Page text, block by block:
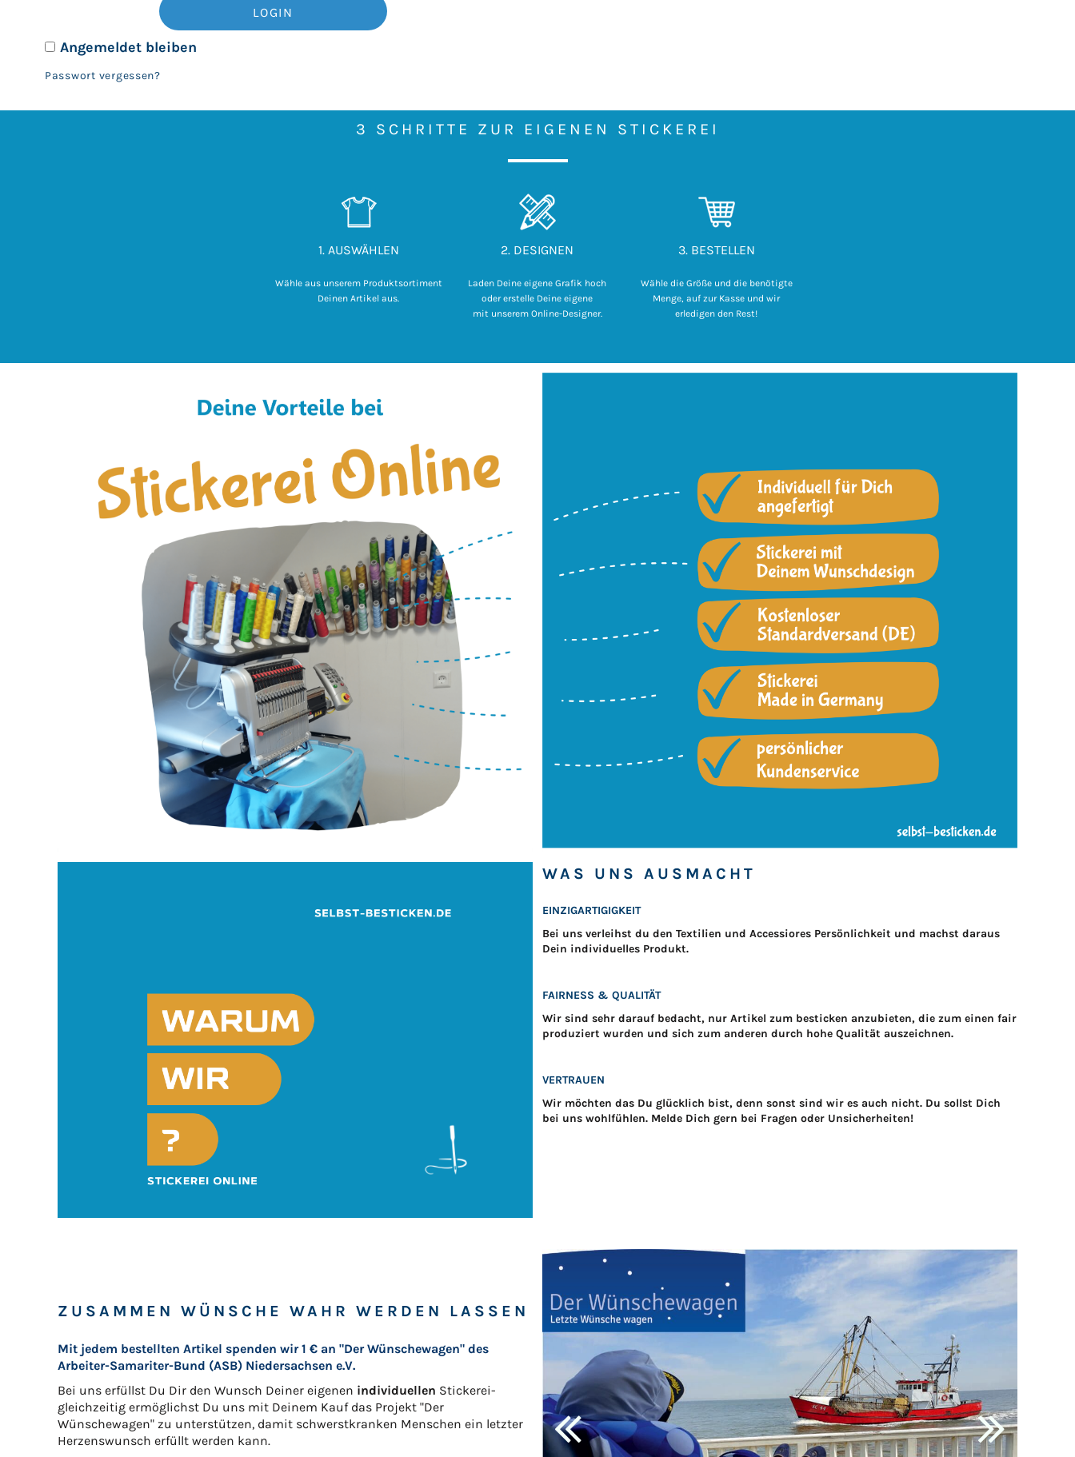
LOGIN
Angemeldet bleiben
Passwort vergessen?
3 SCHRITTE ZUR EIGENEN STICKEREI
1. AUSWÄHLEN
Wähle aus unserem Produktsortiment
Deinen Artikel aus.
2. DESIGNEN
Laden Deine eigene Grafik hoch
oder erstelle Deine eigene
mit unserem Online-Designer.
3. BESTELLEN
Wähle die Größe und die benötigte
Menge, auf zur Kasse und wir
erledigen den Rest!
WAS UNS AUSMACHT
EINZIGARTIGIGKEIT
Bei uns verleihst du den Textilien und Accessiores Persönlichkeit und machst daraus
Dein individuelles Produkt.
FAIRNESS & QUALITÄT
Wir sind sehr darauf bedacht, nur Artikel zum besticken anzubieten, die zum einen fair
produziert wurden und sich zum anderen durch hohe Qualität auszeichnen.
VERTRAUEN
Wir möchten das Du glücklich bist, denn sonst sind wir es auch nicht. Du sollst Dich
bei uns wohlfühlen. Melde Dich gern bei Fragen oder Unsicherheiten!
ZUSAMMEN WÜNSCHE WAHR WERDEN LASSEN
Mit jedem bestellten Artikel spenden wir 1 € an "Der Wünschewagen" des
Arbeiter-Samariter-Bund (ASB) Niedersachsen e.V.
Bei uns erfüllst Du Dir den Wunsch Deiner eigenen individuellen Stickerei-
gleichzeitig ermöglichst Du uns mit Deinem Kauf das Projekt "Der
Wünschewagen" zu unterstützen, damit schwerstkranken Menschen ein letzter
Herzenswunsch erfüllt werden kann.
ANMELDEN
REGISTRIEREN